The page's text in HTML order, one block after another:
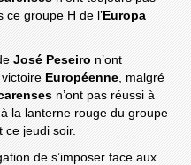
groupe H de l’ Europa
José Peseiro n’ont
Européenne , malgré
n’ont pas réussi à
la lanterne rouge du groupe
jeudi soir.
de s’imposer face aux